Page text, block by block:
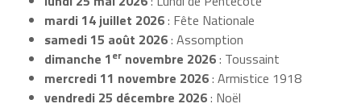
mardi 14 juillet 2026: Fête Nationale
samedi 15 août 2026: Assomption
dimanche 1er novembre 2026: Toussaint
mercredi 11 novembre 2026: Armistice 1918
vendredi 25 décembre 2026: Noël